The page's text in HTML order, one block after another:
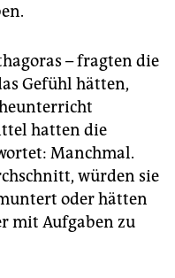
– fragten die
Gefühl hätten,
hatten die
Manchmal.
würden sie
oder hätten
mit Aufgaben zu